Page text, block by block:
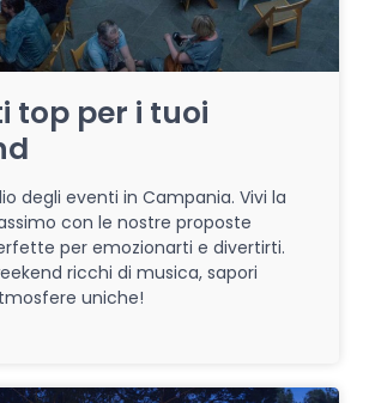
top per i tuoi
degli eventi in Campania. Vivi la
con le nostre proposte
per emozionarti e divertirti.
ricchi di musica, sapori
uniche!